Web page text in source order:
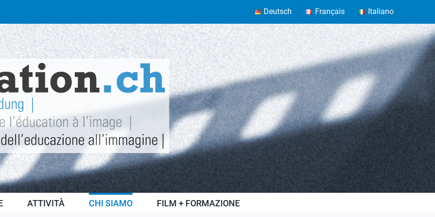
Deutsch Français Italiano
ATTIVITÀ CHI SIAMO FILM + FORMAZIONE